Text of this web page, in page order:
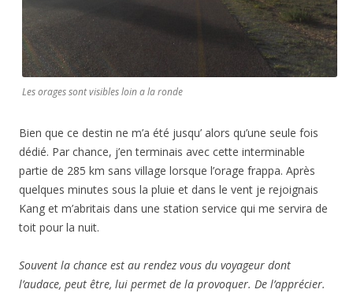
Les orages sont visibles loin a la ronde
Bien que ce destin ne m’a été jusqu’ alors qu’une seule fois
dédié. Par chance, j’en terminais avec cette interminable
partie de 285 km sans village lorsque l’orage frappa. Après
quelques minutes sous la pluie et dans le vent je rejoignais
Kang et m’abritais dans une station service qui me servira de
toit pour la nuit.
Souvent la chance est au rendez vous du voyageur dont
l’audace, peut être, lui permet de la provoquer. De l’apprécier.